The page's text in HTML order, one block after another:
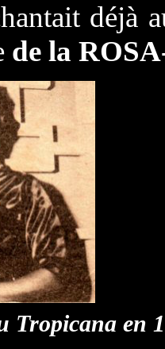
déjà
de la
Tropicana en